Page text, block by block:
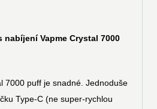
Vapme Crystal 7000
7000 puff je snadné. Jednoduše
Type-C (ne super-rychlou